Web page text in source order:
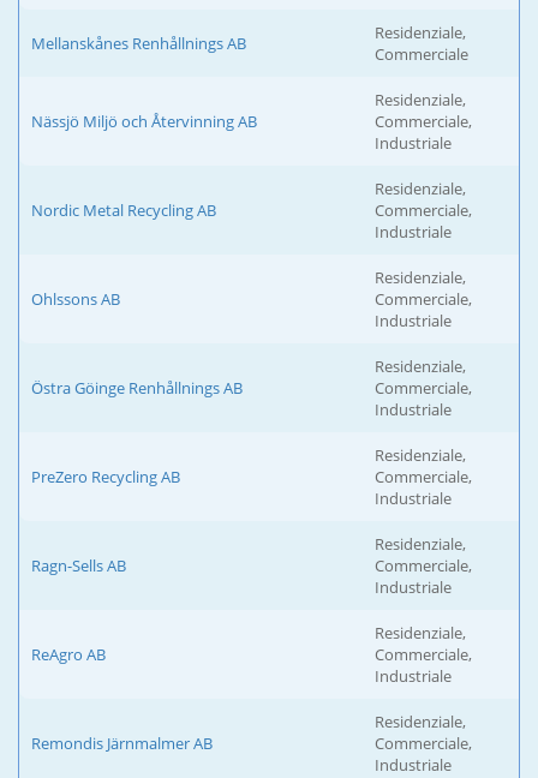
Mellanskånes Renhållnings AB
Residenziale,
Commerciale
Nässjö Miljö och Återvinning AB
Residenziale,
Commerciale,
Industriale
Nordic Metal Recycling AB
Residenziale,
Commerciale,
Industriale
Ohlssons AB
Residenziale,
Commerciale,
Industriale
Östra Göinge Renhållnings AB
Residenziale,
Commerciale,
Industriale
PreZero Recycling AB
Residenziale,
Commerciale,
Industriale
Ragn-Sells AB
Residenziale,
Commerciale,
Industriale
ReAgro AB
Residenziale,
Commerciale,
Industriale
Remondis Järnmalmer AB
Residenziale,
Commerciale,
Industriale